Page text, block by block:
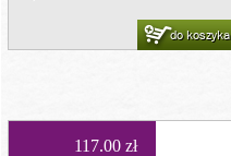
do koszyka
117.00 zł